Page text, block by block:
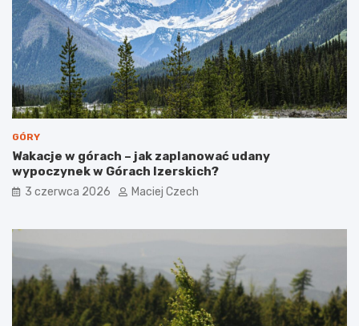
e
r
c
u
m
i
a
s
a
r
o
d
z
i
n
GÓRY
Wakacje w górach – jak zaplanować udany
wypoczynek w Górach Izerskich?
3 czerwca 2026 Maciej Czech